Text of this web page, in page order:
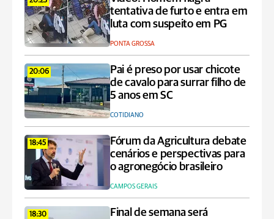
tentativa de furto e entra em
luta com suspeito em PG
PONTA GROSSA
20:06
Pai é preso por usar chicote
de cavalo para surrar filho de
5 anos em SC
COTIDIANO
18:45
Fórum da Agricultura debate
cenários e perspectivas para
o agronegócio brasileiro
CAMPOS GERAIS
18:30
Final de semana será